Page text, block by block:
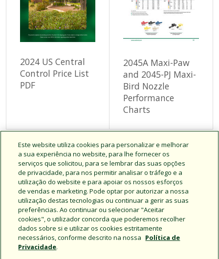
2024 US Central
Control Price List
PDF
2045A Maxi-Paw
and 2045-PJ Maxi-
Bird Nozzle
Performance
Charts
Pagination
First
page
« Primeiro
Previous
page
‹‹ … Page
2
Page
4 Page
5
Current
page
6 Page
7 Page
8
Page
10 …
Next
page
››
Last
page
Último »
A exibir 121 - 144 de 2792 resultados.
Este website utiliza cookies para personalizar e melhorar
a sua experiência no website, para lhe fornecer os
serviços que solicitou, para se lembrar das suas opções
de privacidade, para nos permitir analisar o tráfego e a
utilização do website e para apoiar os nossos esforços
de vendas e marketing. Pode optar por autorizar a nossa
utilização destas tecnologias ou continuar a gerir as suas
preferências. Ao continuar ou selecionar "Aceitar
cookies", o utilizador concorda que poderemos recolher
dados sobre si e utilizar os cookies estritamente
necessários, conforme descrito na nossa Política de
Privacidade.